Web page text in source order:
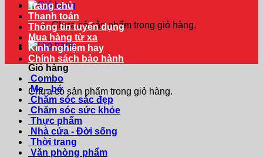
Chưa có sản phẩm trong giỏ hàng.
Giỏ hàng
Chưa có sản phẩm trong giỏ hàng.
Trang chủ
Thanh toán
Thông tin tuyển dụng
Mua hàng từ xa
Kinh nghiệm hay
Chính sách bảo hành
Combo
Mẹ - bé
Chăm sóc sác đẹp
Chăm sóc sức khỏe
Thực phẩm
Nhà cửa - Đời sống
Thời trang
Văn phòng phẩm